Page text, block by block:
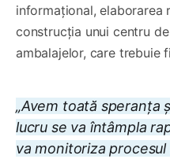
informațional, elaborarea
construcția unui centru
ambalajelor, care trebuie
„Avem toată speranța
lucru se va întâmpla
va monitoriza